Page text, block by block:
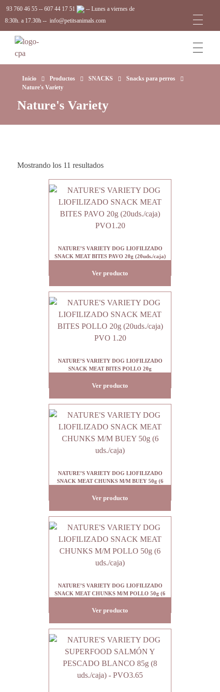
93 760 46 55 -- 607 44 17 51
-- Lunes a viernes de
8:30h. a 17.30h -- info@petitsanimals.com
Complements Petits Animals, S.L.
Inicio Productos SNACKS
Snacks para perros
Nature's Variety
Nature's Variety
Mostrando los 11 resultados
NATURE’S VARIETY DOG LIOFILIZADO
SNACK MEAT BITES PAVO 20g (20uds./caja)
Ver producto
NATURE’S VARIETY DOG LIOFILIZADO
SNACK MEAT BITES POLLO 20g
Ver producto
NATURE’S VARIETY DOG LIOFILIZADO
SNACK MEAT CHUNKS M/M BUEY 50g (6
Ver producto
NATURE’S VARIETY DOG LIOFILIZADO
SNACK MEAT CHUNKS M/M POLLO 50g (6
Ver producto